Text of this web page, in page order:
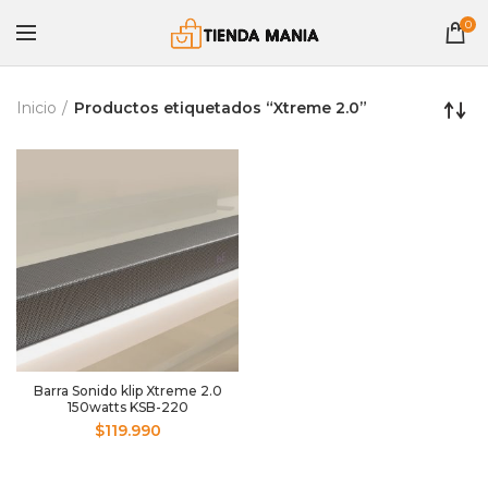
0
Inicio Productos etiquetados “Xtreme 2.0”
Barra Sonido klip Xtreme 2.0
150watts KSB-220
$119.990